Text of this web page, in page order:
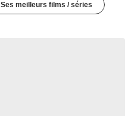
Ses meilleurs films / séries